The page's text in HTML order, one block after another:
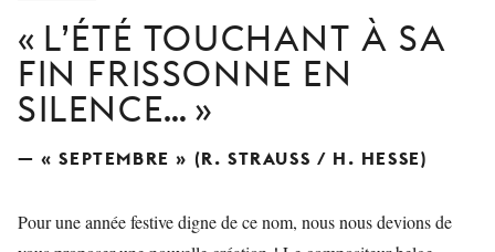
L’ÉTÉ TOUCHANT À SA
FIN FRISSONNE EN
SILENCE…
— « SEPTEMBRE » (R. STRAUSS / H. HESSE)
Pour une année festive digne de ce nom, nous nous devions de